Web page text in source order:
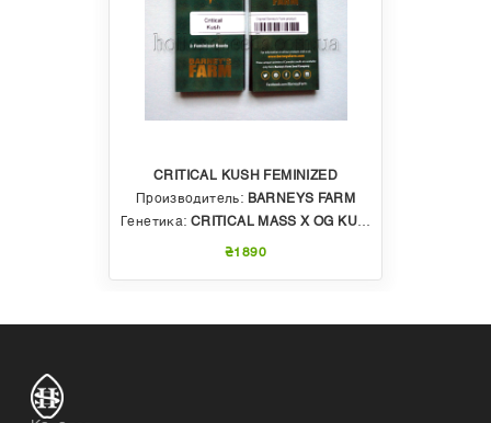
CRITICAL KUSH FEMINIZED
Производитель: BARNEYS FARM
Генетика: CRITICAL MASS X OG KUSH
₴1890